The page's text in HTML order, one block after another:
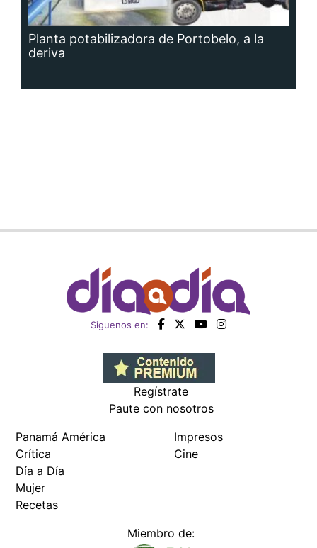
Planta potabilizadora de Portobelo, a la
deriva
Siguenos en:
Regístrate
Paute con nosotros
Panamá América
Crítica
Día a Día
Mujer
Recetas
Impresos
Cine
Miembro de: